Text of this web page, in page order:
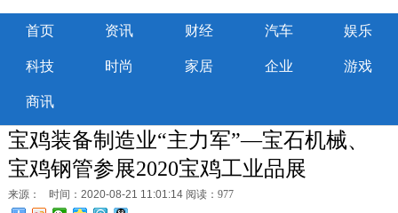
首页 资讯 财经 汽车 娱乐
科技 时尚 家居 企业 游戏
商讯
宝鸡装备制造业“主力军”—宝石机械、
宝鸡钢管参展2020宝鸡工业品展
来源： 时间：2020-08-21 11:01:14 阅读：977